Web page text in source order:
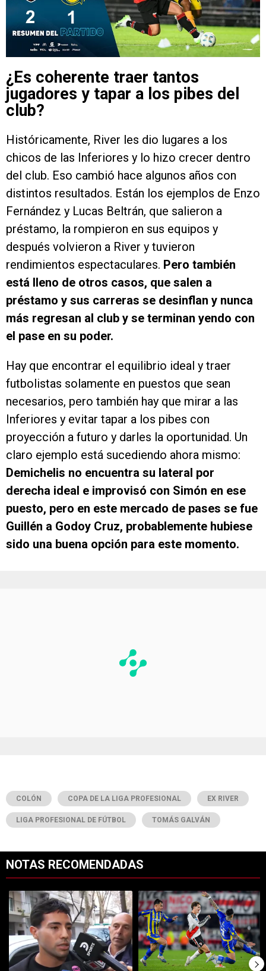
¿Es coherente traer tantos
jugadores y tapar a los pibes del
club?
Históricamente, River les dio lugares a los
chicos de las Inferiores y lo hizo crecer dentro
del club. Eso cambió hace algunos años con
distintos resultados. Están los ejemplos de Enzo
Fernández y Lucas Beltrán, que salieron a
préstamo, la rompieron en sus equipos y
después volvieron a River y tuvieron
rendimientos espectaculares. Pero también
está lleno de otros casos, que salen a
préstamo y sus carreras se desinflan y nunca
más regresan al club y se terminan yendo con
el pase en su poder.
Hay que encontrar el equilibrio ideal y traer
futbolistas solamente en puestos que sean
necesarios, pero también hay que mirar a las
Inferiores y evitar tapar a los pibes con
proyección a futuro y darles la oportunidad. Un
claro ejemplo está sucediendo ahora mismo:
Demichelis no encuentra su lateral por
derecha ideal e improvisó con Simón en ese
puesto, pero en este mercado de pases se fue
Guillén a Godoy Cruz, probablemente hubiese
sido una buena opción para este momento.
COLÓN COPA DE LA LIGA PROFESIONAL EX RIVER
LIGA PROFESIONAL DE FÚTBOL TOMÁS GALVÁN
NOTAS RECOMENDADAS
Un artículo de tendencia con el título "Rompió el silencio: Francisco
Un artículo de tendencia con el